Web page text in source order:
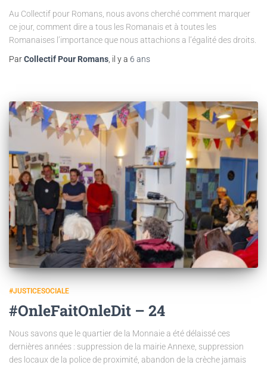
Au Collectif pour Romans, nous avons cherché comment marquer
ce jour, comment dire a tous les Romanais et à toutes les
Romanaises l’importance que nous attachions a l’égalité des droits.
ParCollectif Pour Romans , il y a 6 ans
#JUSTICESOCIALE
#OnleFaitOnleDit – 24
Nous savons que le quartier de la Monnaie a été délaissé ces
dernières années : suppression de la mairie Annexe, suppression
des locaux de la police de proximité, abandon de la crèche jamais